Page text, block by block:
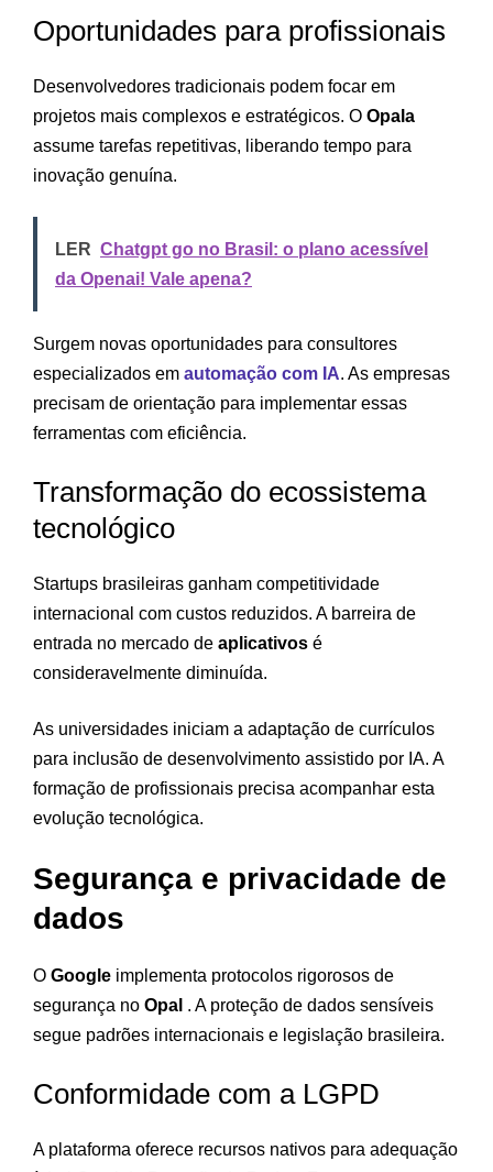
Oportunidades para profissionais
Desenvolvedores tradicionais podem focar em
projetos mais complexos e estratégicos. O Opala
assume tarefas repetitivas, liberando tempo para
inovação genuína.
LER Chatgpt go no Brasil: o plano acessível
da Openai! Vale apena?
Surgem novas oportunidades para consultores
especializados em automação com IA. As empresas
precisam de orientação para implementar essas
ferramentas com eficiência.
Transformação do ecossistema
tecnológico
Startups brasileiras ganham competitividade
internacional com custos reduzidos. A barreira de
entrada no mercado de aplicativos é
consideravelmente diminuída.
As universidades iniciam a adaptação de currículos
para inclusão de desenvolvimento assistido por IA. A
formação de profissionais precisa acompanhar esta
evolução tecnológica.
Segurança e privacidade de
dados
O Google implementa protocolos rigorosos de
segurança no Opal . A proteção de dados sensíveis
segue padrões internacionais e legislação brasileira.
Conformidade com a LGPD
A plataforma oferece recursos nativos para adequação